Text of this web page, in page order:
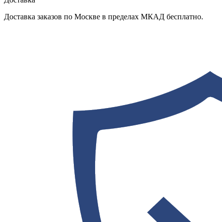
Доставка заказов по Москве в пределах МКАД бесплатно.